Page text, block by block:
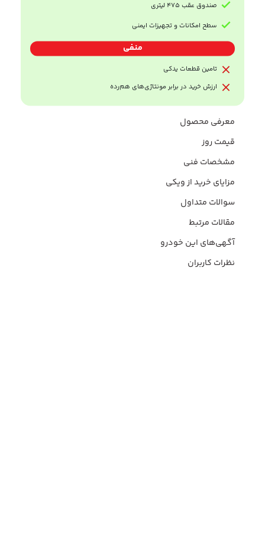
صندوق عقب 475 لیتری
سطح امکانات و تجهیزات ایمنی
منفی
تامین قطعات یدکی
ارزش خرید در برابر مونتاژی‌های هم‌رده
معرفی محصول
قیمت روز
مشخصات فنی
مزایای خرید از ویکی
سوالات متداول
مقالات مرتبط
آگهی‌های این خودرو
نظرات کاربران